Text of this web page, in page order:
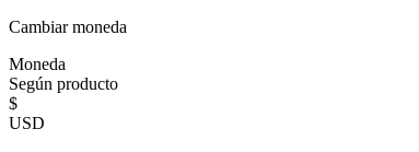
Cambiar moneda
Moneda
Según producto
$
USD